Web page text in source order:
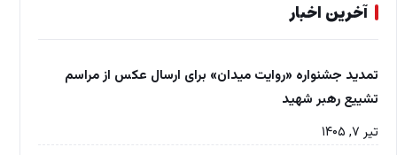
آخرین اخبار
تمدید جشنواره «روایت میدان» برای ارسال عکس از مراسم
تشییع رهبر شهید
تیر ۷, ۱۴۰۵